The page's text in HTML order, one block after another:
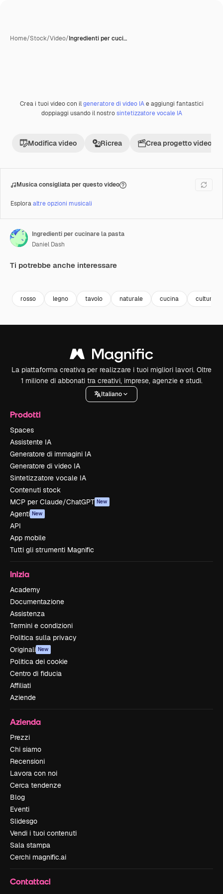
Home/Stock/Video/Ingredienti per cuci…
Premium
Crea i tuoi video con ilgeneratore di video IAe aggiungi fantastici
doppiaggi usando il nostrosintetizzatore vocale IA
Modifica video Ricrea Crea progetto video
Musica consigliata per questo video
Esploraaltre opzioni musicali
Ingredienti per cucinare la pasta
Daniel Dash
Ti potrebbe anche interessare
rosso legno tavolo naturale cucina cultura
La piattaforma creativa per realizzare i tuoi migliori lavori. Oltre
1 milione di abbonati tra creativi, imprese, agenzie e studi.
Italiano
Prodotti
Spaces
Assistente IA
Generatore di immagini IA
Generatore di video IA
Sintetizzatore vocale IA
Contenuti stock
MCP per Claude/ChatGPT New
Agenti New
API
App mobile
Tutti gli strumenti Magnific
Inizia
Academy
Documentazione
Assistenza
Termini e condizioni
Politica sulla privacy
Originali New
Politica dei cookie
Centro di fiducia
Affiliati
Aziende
Azienda
Prezzi
Chi siamo
Recensioni
Lavora con noi
Cerca tendenze
Blog
Eventi
Slidesgo
Vendi i tuoi contenuti
Sala stampa
Cerchi magnific.ai
Contattaci